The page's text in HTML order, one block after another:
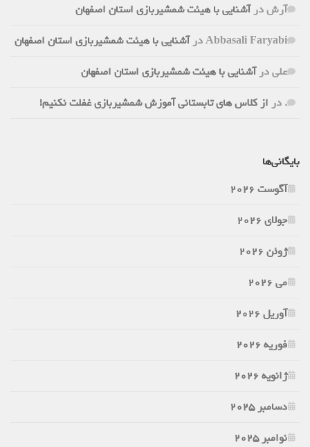
آرشدرآشنایی با هیئت شمشیربازی استان اصفهان
Abbasali Faryabiدرآشنایی با هیئت شمشیربازی استان اصفهان
علیدرآشنایی با هیئت شمشیربازی استان اصفهان
.دراز کلاس های تابستانی آموزش شمشیربازی غفلت نکنیم!
بایگانی‌ها
آگوست 2026
جولای 2026
ژوئن 2026
می 2026
آوریل 2026
فوریه 2026
ژانویه 2026
دسامبر 2025
نوامبر 2025